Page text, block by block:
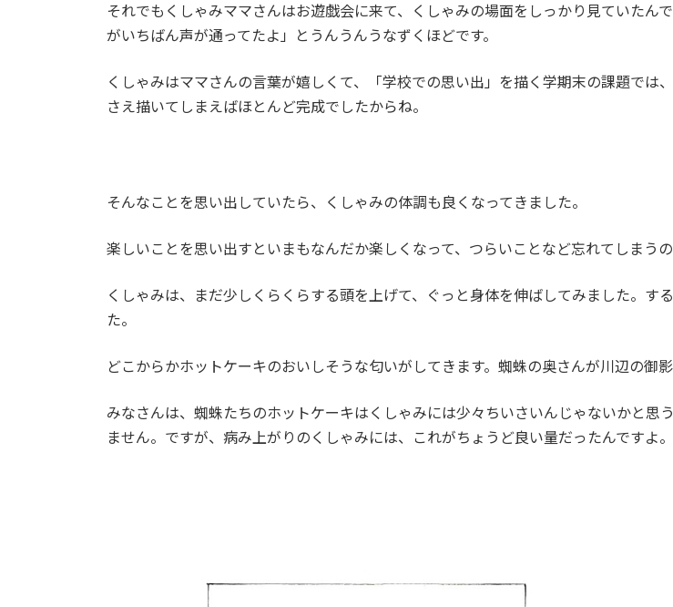
それでもくしゃみママさんはお遊戯会に来て、くしゃみの場面をしっかり見ていたん
がいちばん声が通ってたよ」とうんうんうなずくほどです。
くしゃみはママさんの言葉が嬉しくて、「学校での思い出」を描く学期末の課題で
さえ描いてしまえばほとんど完成でしたからね。
そんなことを思い出していたら、くしゃみの体調も良くなってきました。
楽しいことを思い出すといまもなんだか楽しくなって、つらいことなど忘れてしまうの
くしゃみは、まだ少しくらくらする頭を上げて、ぐっと身体を伸ばしてみました。す
た。
どこからかホットケーキのおいしそうな匂いがしてきます。蜘蛛の奥さんが川辺の御
みなさんは、蜘蛛たちのホットケーキはくしゃみには少々ちいさいんじゃないかと
ません。ですが、病み上がりのくしゃみには、これがちょうど良い量だったんですよ。